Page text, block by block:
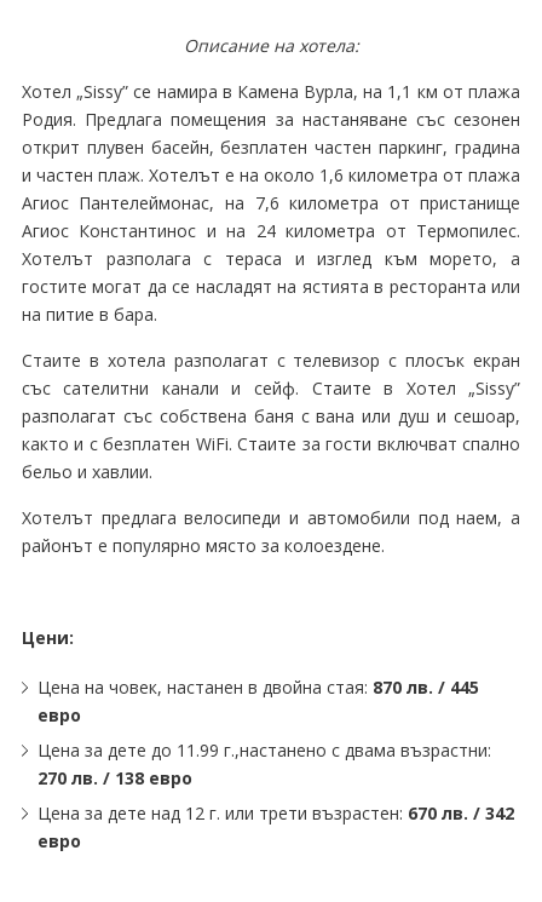
Описание на хотела:
Хотел „Sissy” се намира в Камена Вурла, на 1,1 км от плажа
Родия. Предлага помещения за настаняване със сезонен
открит плувен басейн, безплатен частен паркинг, градина
и частен плаж. Хотелът е на около 1,6 километра от плажа
Агиос Пантелеймонас, на 7,6 километра от пристанище
Агиос Константинос и на 24 километра от Термопилес.
Хотелът разполага с тераса и изглед към морето, а
гостите могат да се насладят на ястията в ресторанта или
на питие в бара.
Стаите в хотела разполагат с телевизор с плосък екран
със сателитни канали и сейф. Стаите в Хотел „Sissy”
разполагат със собствена баня с вана или душ и сешоар,
както и с безплатен WiFi. Стаите за гости включват спално
бельо и хавлии.
Хотелът предлага велосипеди и автомобили под наем, а
районът е популярно място за колоездене.
Цени:
Цена на човек, настанен в двойна стая: 870 лв. / 445
евро
Цена за дете до 11.99 г.,настанено с двама възрастни:
270 лв. / 138 евро
Цена за дете над 12 г. или трети възрастен: 670 лв. / 342
евро